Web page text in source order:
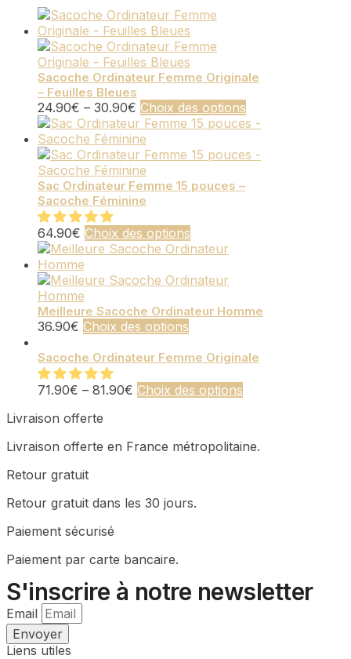
Sacoche Ordinateur Femme Originale
– Feuilles Bleues
24.90€ – 30.90€ Choix des options
produit
plusieurs
du
Sac Ordinateur Femme 15 pouces –
Sacoche Féminine
64.90€ Choix des options
produit
plusieurs
Les
être
sur
produit
Meilleure Sacoche Ordinateur Homme
36.90€ Choix des options
a
variations.
être
la
Sacoche Ordinateur Femme Originale
71.90€ – 81.90€ Choix des options
variations.
du
Livraison offerte
Livraison offerte en France métropolitaine.
Retour gratuit
Retour gratuit dans les 30 jours.
Paiement sécurisé
Paiement par carte bancaire.
S'inscrire à notre newsletter
Email
Envoyer
Liens utiles